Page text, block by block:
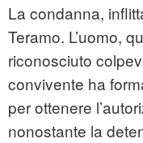
La condanna,
Teramo. L’uomo,
riconosciuto
convivente ha
per ottenere
nonostante la